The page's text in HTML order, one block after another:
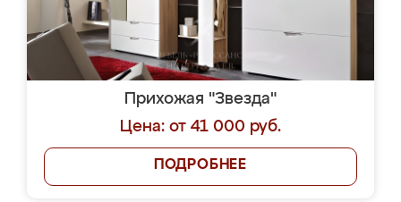
Прихожая "Звезда"
Цена: от 41 000 руб.
ПОДРОБНЕЕ